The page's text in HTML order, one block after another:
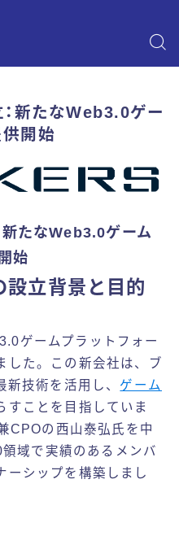
新たなWeb3.0ゲー
供開始
たなWeb3.0ゲーム
始
立背景と目的
ゲームプラットフォー
した。この新会社は、ブ
技術を活用し、 ゲーム
すことを目指していま
CPOの西山泰弘氏を中
域で実績のあるメンバ
ーシップを構築しまし